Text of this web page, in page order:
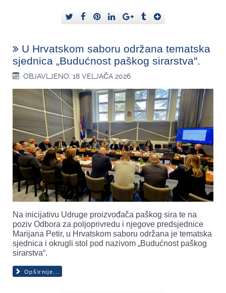
U Hrvatskom saboru održana tematska
sjednica „Budućnost paškog sirarstva".
OBJAVLJENO: 18 VELJAČA 2026
Na inicijativu Udruge proizvođača paškog sira te na
poziv Odbora za poljoprivredu i njegove predsjednice
Marijana Petir, u Hrvatskom saboru održana je tematska
sjednica i okrugli stol pod nazivom „Budućnost paškog
sirarstva“.
Opširnije...